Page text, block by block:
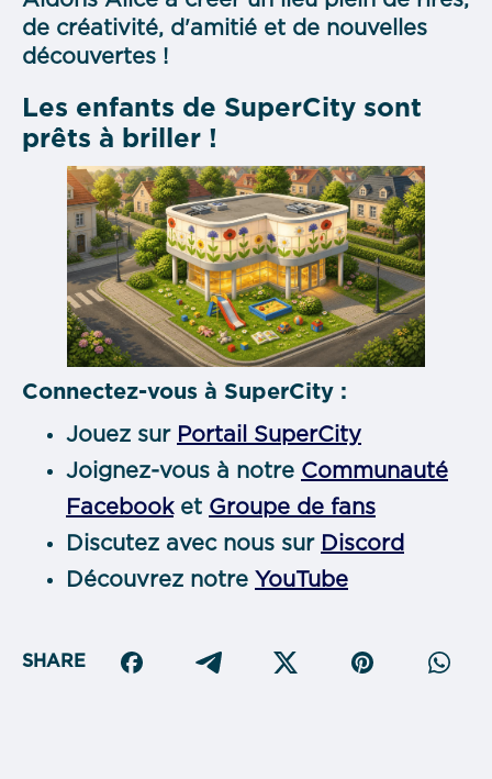
de créativité, d'amitié et de nouvelles
découvertes !
Les enfants de SuperCity sont
prêts à briller !
Connectez-vous à SuperCity :
Jouez sur Portail SuperCity
Joignez-vous à notre Communauté
Facebooket Groupe de fans
Discutez avec nous sur Discord
Découvrez notre YouTube
SHARE